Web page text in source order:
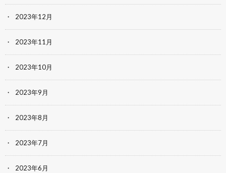
2023年12月
2023年11月
2023年10月
2023年9月
2023年8月
2023年7月
2023年6月